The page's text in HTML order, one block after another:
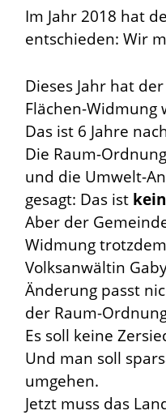
Im Jahr 2018 hat
entschieden: Wir
Dieses Jahr hat
Flächen-Widmung
Das ist 6 Jahre
Die Raum-
und die Umwelt-
gesagt: Das ist
Aber der
Widmung
Volksanwältin
Änderung passt
der Raum-
Es soll keine
Und man soll
umgehen.
Jetzt muss das